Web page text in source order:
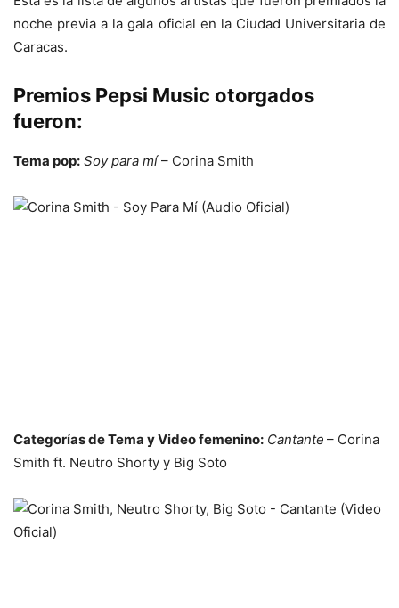
noche previa a la gala oficial en la Ciudad Universitaria de
Caracas.
Premios Pepsi Music otorgados
fueron:
Tema pop: Soy para mí– Corina Smith
Categorías de Tema y Video femenino: Cantante – Corina
Smith ft. Neutro Shorty y Big Soto